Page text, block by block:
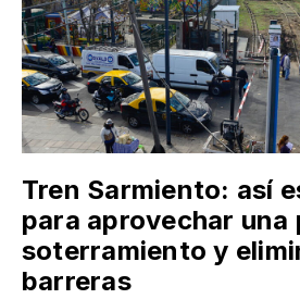
Tren Sarmiento: así
para aprovechar una
soterramiento y
barreras